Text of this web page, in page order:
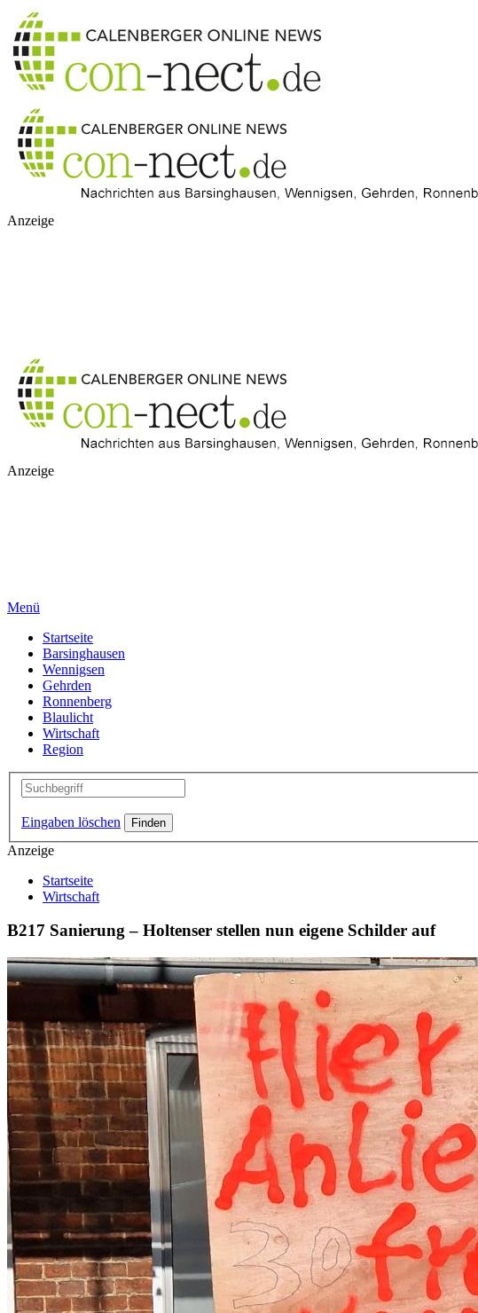
Anzeige
Anzeige
Menü
Startseite
Barsinghausen
Wennigsen
Gehrden
Ronnenberg
Blaulicht
Wirtschaft
Region
Eingaben löschen
Anzeige
Startseite
Wirtschaft
B217 Sanierung – Holtenser stellen nun eigene Schilder auf